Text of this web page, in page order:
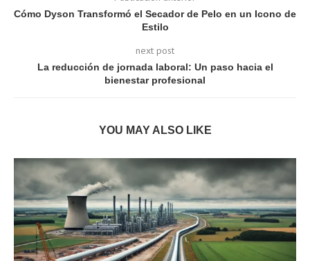
Cómo Dyson Transformó el Secador de Pelo en un Icono de
Estilo
next post
La reducción de jornada laboral: Un paso hacia el
bienestar profesional
YOU MAY ALSO LIKE